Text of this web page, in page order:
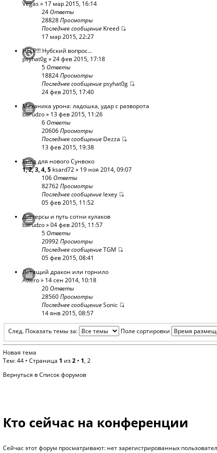
Vegas» 17 мар 2015, 16:14
24Ответы
28828Просмотры
Последнее сообщение Kreed
17 мар 2015, 22:27
HELP!!! Нубский вопрос...
psyhat0g» 24 фев 2015, 17:18
5Ответы
18824Просмотры
Последнее сообщение psyhat0g
24 фев 2015, 17:40
Механика урона: ладошка, удар с разворота
barudzo» 13 фев 2015, 11:26
6Ответы
20606Просмотры
Последнее сообщение Dezza
13 фев 2015, 19:38
Билд для нового Сунвоко
1,2,3,4,5 ksard72» 19 ноя 2014, 09:07
106Ответы
82762Просмотры
Последнее сообщение lexey
05 фев 2015, 11:52
Диггерсы и путь сотни кулаков
barudzo» 04 фев 2015, 11:57
5Ответы
20992Просмотры
Последнее сообщениеTGM
05 фев 2015, 08:41
Летящий дракон или горнило
Attero» 14 сен 2014, 10:18
20Ответы
28560Просмотры
Последнее сообщениеSonic
14 янв 2015, 08:57
След. Показать темы за: Поле сортировки
Новая тема
Тем: 44 • Страница 1 из2 • 1, 2
Вернуться в Список форумов
Кто сейчас на конференции
Сейчас этот форум просматривают: нет зарегистрированных